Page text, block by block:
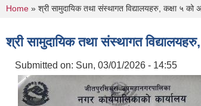
You are here
Home » श्री सामुदायिक तथा संस्थागत विद्यालयहरु, कक्षा ५ को
श्री सामुदायिक तथा संस्थागत
Submitted on: Sun, 03/01/2026 - 14:55